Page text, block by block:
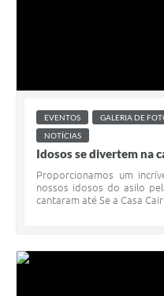
EVENTOS
GALERIA DE
NOTÍCIAS
Idosos se divertem na
Proporcionamos um
nossos idosos do asilo
cantaram até Se a Casa